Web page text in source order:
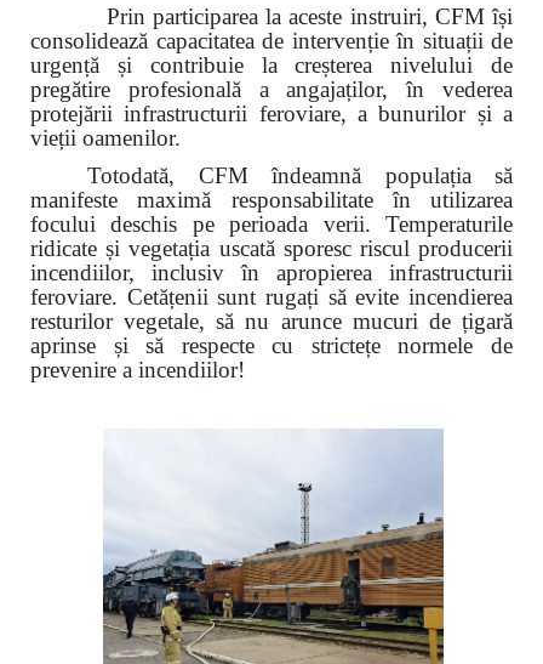
Prin participarea la aceste instruiri, CFM își
consolidează capacitatea de intervenție în situații de
urgență și contribuie la creșterea nivelului de
pregătire profesională a angajaților, în vederea
protejării infrastructurii feroviare, a bunurilor și a
vieții oamenilor.
Totodată, CFM îndeamnă populația să
manifeste maximă responsabilitate în utilizarea
focului deschis pe perioada verii. Temperaturile
ridicate și vegetația uscată sporesc riscul producerii
incendiilor, inclusiv în apropierea infrastructurii
feroviare. Cetățenii sunt rugați să evite incendierea
resturilor vegetale, să nu arunce mucuri de țigară
aprinse și să respecte cu strictețe normele de
prevenire a incendiilor!